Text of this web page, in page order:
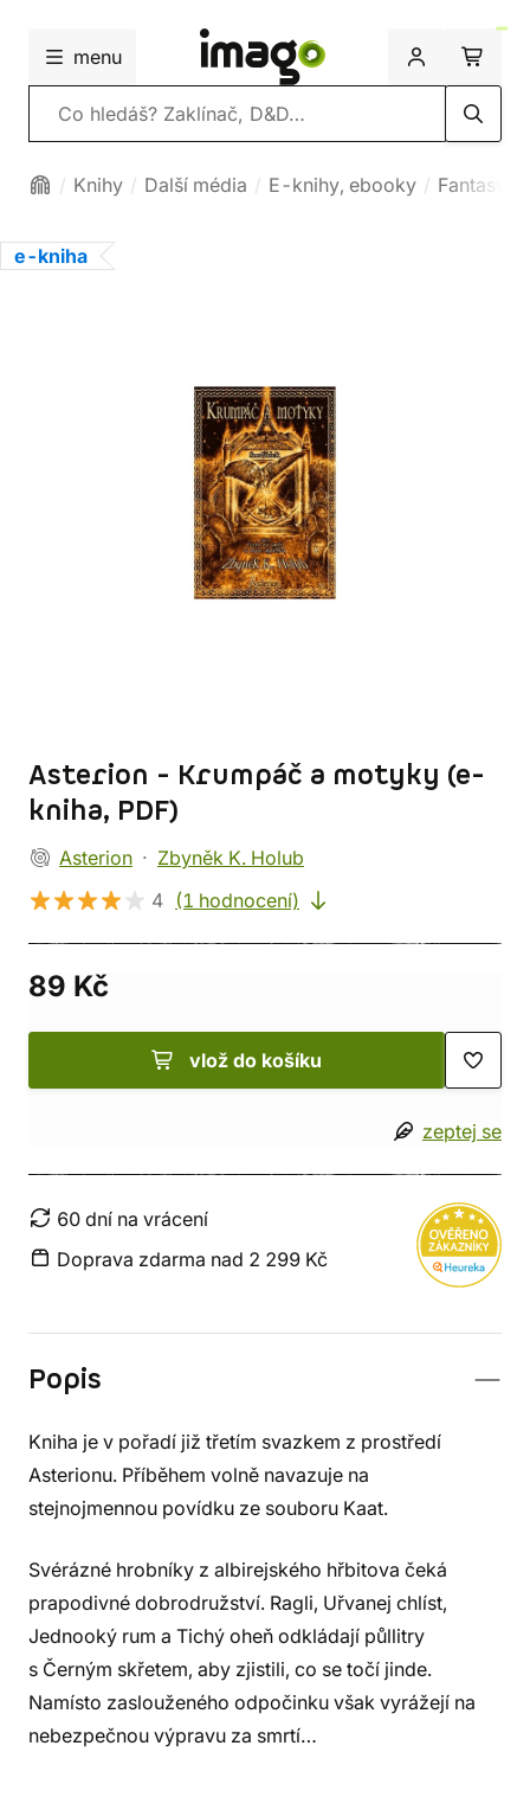
menu
Vyhledávání
Knihy Další média E-knihy, ebooky Fantasy
e-kniha
Asterion - Krumpáč a motyky (e-
kniha, PDF)
Asterion
Zbyněk K. Holub
4 (1 hodnocení)
89 Kč
vlož do košíku
zeptej se
60 dní na vrácení
Doprava zdarma nad 2 299 Kč
Popis
Kniha je v pořadí již třetím svazkem z prostředí
Asterionu. Příběhem volně navazuje na
stejnojmennou povídku ze souboru Kaat.
Svérázné hrobníky z albirejského hřbitova čeká
prapodivné dobrodružství. Ragli, Uřvanej chlíst,
Jednooký rum a Tichý oheň odkládají půllitry
s Černým skřetem, aby zjistili, co se točí jinde.
Namísto zaslouženého odpočinku však vyrážejí na
nebezpečnou výpravu za smrtí…